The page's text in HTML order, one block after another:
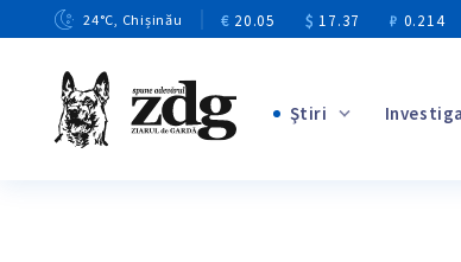
24°C, Chișinău € 20.05 $ 17.37 ₽ 0.214
Ştiri